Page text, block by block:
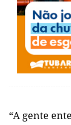
“A gente